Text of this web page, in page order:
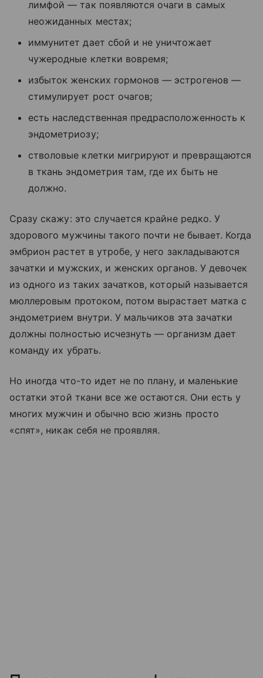
лимфой — так появляются очаги в самых
неожиданных местах;
иммунитет дает сбой и не уничтожает
чужеродные клетки вовремя;
избыток женских гормонов — эстрогенов —
стимулирует рост очагов;
есть наследственная предрасположенность к
эндометриозу;
стволовые клетки мигрируют и превращаются
в ткань эндометрия там, где их быть не
должно.
Сразу скажу: это случается крайне редко. У
здорового мужчины такого почти не бывает. Когда
эмбрион растет в утробе, у него закладываются
зачатки и мужских, и женских органов. У девочек
из одного из таких зачатков, который называется
мюллеровым протоком, потом вырастает матка с
эндометрием внутри. У мальчиков эта зачатки
должны полностью исчезнуть — организм дает
команду их убрать.
Но иногда что-то идет не по плану, и маленькие
остатки этой ткани все же остаются. Они есть у
многих мужчин и обычно всю жизнь просто
«спят», никак себя не проявляя.